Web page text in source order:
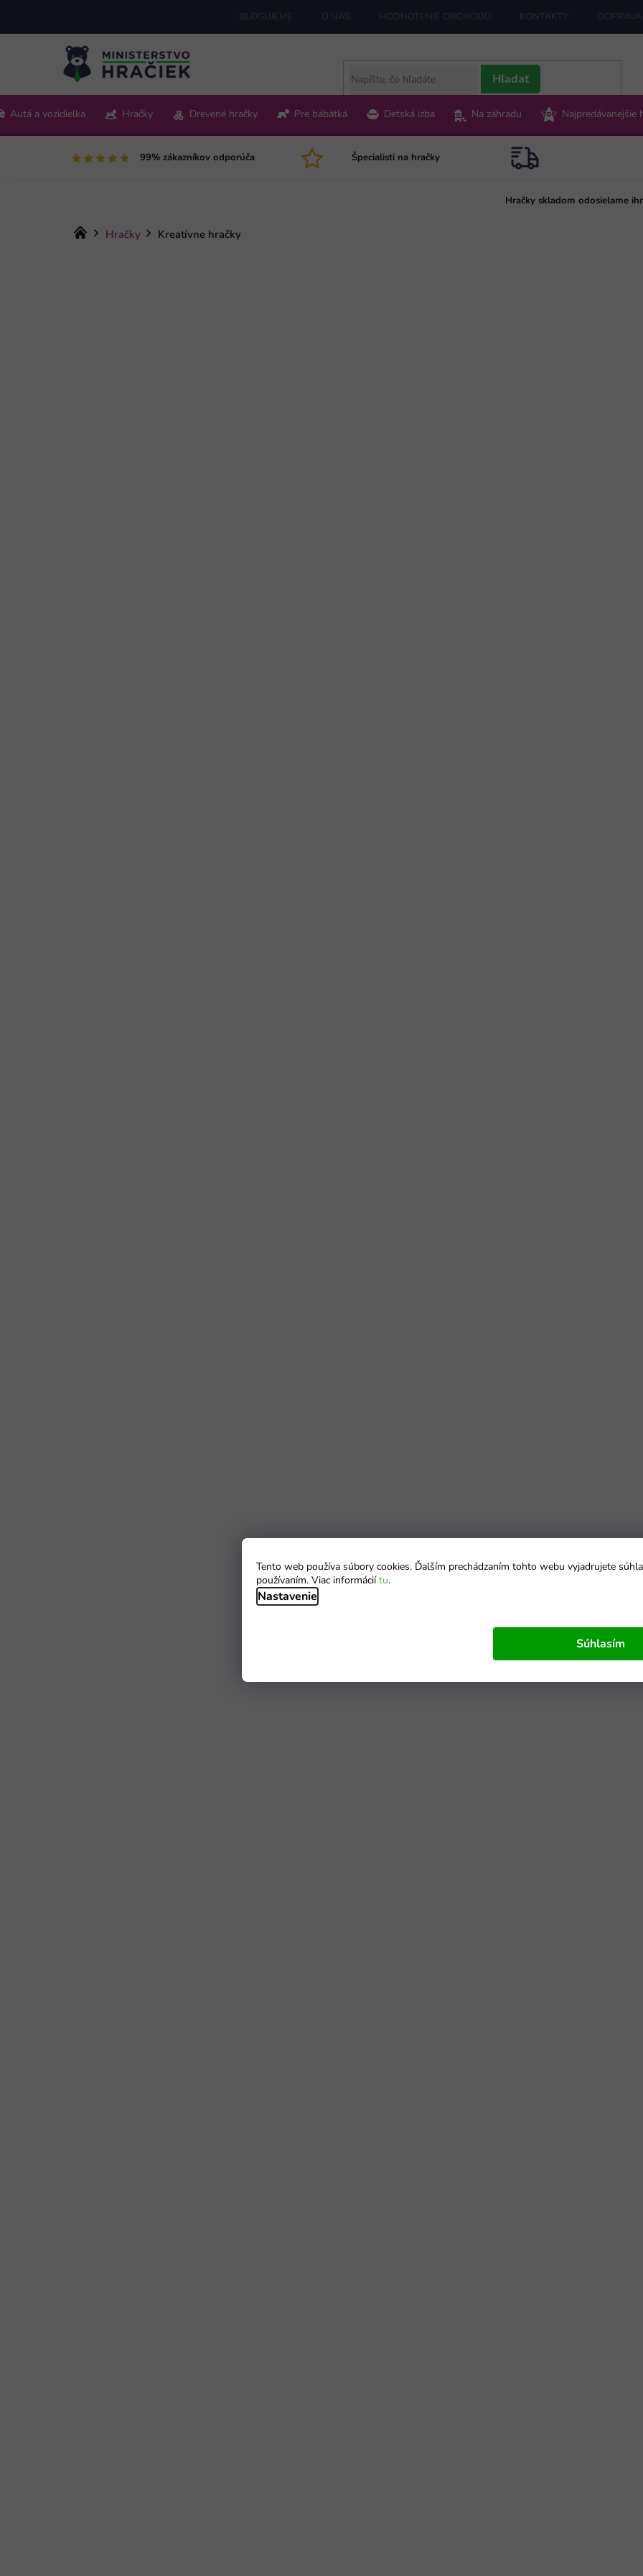
Tento web používa súbory cookies. Ďalším prechádzaním tohto webu vyjadrujete
používaním. Viac informáciítu.
Nastavenie
Súhlasím
obsah
BLOGUJEME O NÁS HODNOTENIE OBCHODU KONTAKTY
Pon-Pia 9:00-15:00
Hľadať
Autá a vozidielka Hračky Drevené hračky Pre bábätká Detská izba Na záhradu Najpredávanejšie
99% zákazníkov odporúča Špecialisti na hračky
Hračky skladom odosielame
Domov
Hračky Kreatívne hračky